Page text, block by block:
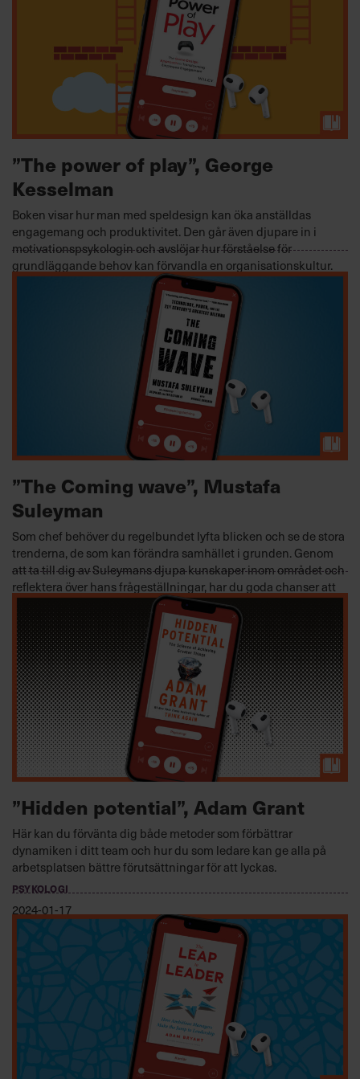
”The power of play”, George
Kesselman
Boken visar hur man med speldesign kan öka anställdas
engagemang och produktivitet. Den går även djupare in i
motivationspsykologin och avslöjar hur förståelse för
grundläggande behov kan förvandla en organisationskultur.
INSPIRATION MOTIVATION OCH KREATIVITET, LEDARSKAP
”The Coming wave”, Mustafa
Suleyman
Som chef behöver du regelbundet lyfta blicken och se de stora
trenderna, de som kan förändra samhället i grunden. Genom
att ta till dig av Suleymans djupa kunskaper inom området och
reflektera över hans frågeställningar, har du goda chanser att
bli ett stöd för både dina medarbetare och företagsledningen
vad gäller att hantera en av vår tids största utmaningar och
möjligheter.
FÖRÄNDRINGSLEDNING
2024-02-14
”Hidden potential”, Adam Grant
Här kan du förvänta dig både metoder som förbättrar
dynamiken i ditt team och hur du som ledare kan ge alla på
arbetsplatsen bättre förutsättningar för att lyckas.
PSYKOLOGI
2024-01-17